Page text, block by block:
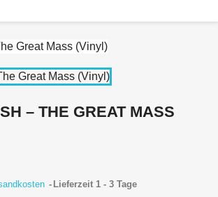
‎– THE GREAT MASS
Lieferzeit 1 - 3 Tage